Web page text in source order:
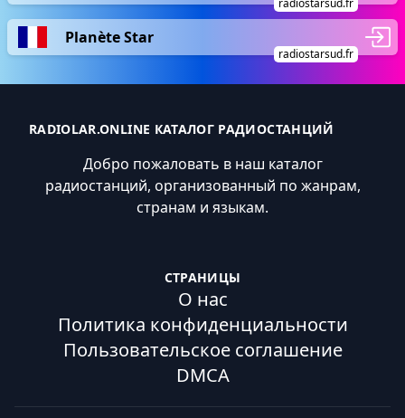
radiostarsud.fr
Planète Star
radiostarsud.fr
RADIOLAR.ONLINE КАТАЛОГ РАДИОСТАНЦИЙ
Добро пожаловать в наш каталог
радиостанций, организованный по жанрам,
странам и языкам.
СТРАНИЦЫ
О нас
Политика конфиденциальности
Пользовательское соглашение
DMCA